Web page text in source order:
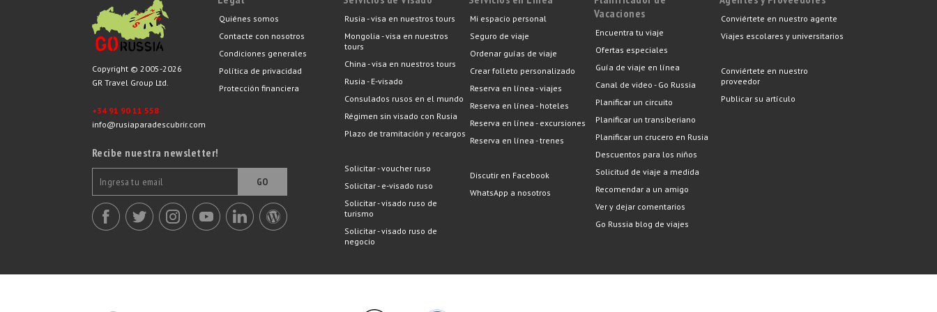
Copyright © 2005-2026
GR Travel Group Ltd.
+34 91 90 11 558
info@rusiaparadescubrir.com
Recibe nuestra newsletter!
GO
Quiénes somos
Contacte con nosotros
Condiciones generales
Política de privacidad
Protección financiera
Rusia - visa en nuestros tours
Mongolia - visa en nuestros
tours
China - visa en nuestros tours
Rusia - E-visado
Consulados rusos en el mundo
Régimen sin visado con Rusia
Plazo de tramitación y recargos
Solicitar - voucher ruso
Solicitar - e-visado ruso
Solicitar - visado ruso de
turismo
Solicitar - visado ruso de
negocio
Mi espacio personal
Seguro de viaje
Ordenar guías de viaje
Crear folleto personalizado
Reserva en línea - viajes
Reserva en línea - hoteles
Reserva en línea - excursiones
Reserva en línea - trenes
Discutir en Facebook
WhatsApp a nosotros
Vacaciones
Encuentra tu viaje
Ofertas especiales
Guía de viaje en línea
Canal de video - Go Russia
Planificar un circuito
Planificar un transiberiano
Planificar un crucero en Rusia
Descuentos para los niños
Solicitud de viaje a medida
Recomendar a un amigo
Ver y dejar comentarios
Go Russia blog de viajes
Conviértete en nuestro agente
Viajes escolares y universitarios
Conviértete en nuestro
proveedor
Publicar su artículo